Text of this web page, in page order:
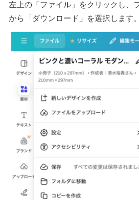
左上の「ファイル」をクリックし、
から「ダウンロード」を選択します。